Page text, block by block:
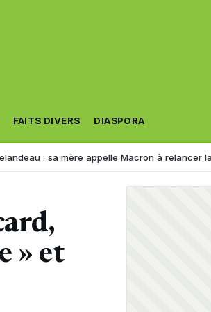
FAITS DIVERS DIASPORA
: sa mère appelle Macron à relancer la
» et